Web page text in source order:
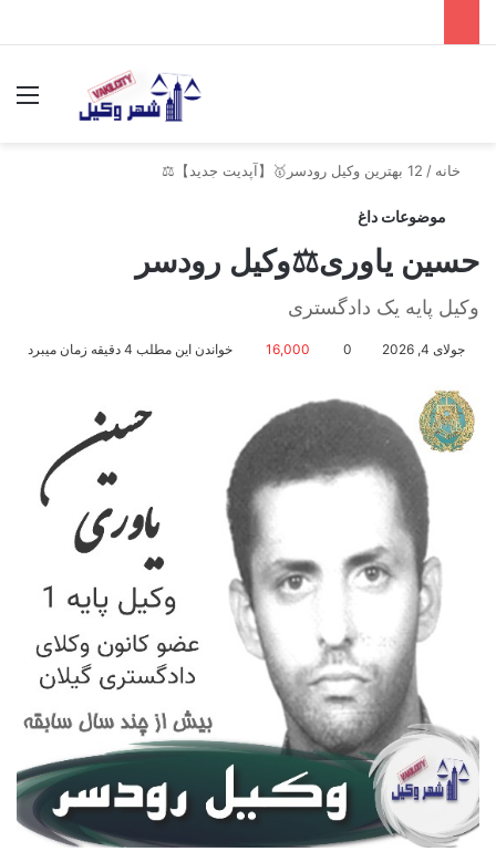
خانه / 12 بهترین وکیل رودسر🥇【آپدیت جدید】⚖️
موضوعات داغ
حسین یاوری⚖️وکیل رودسر
وکیل پایه یک دادگستری
جولای 4, 2026 0
16,000 خواندن این مطلب 4 دقیقه زمان میبرد